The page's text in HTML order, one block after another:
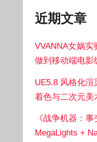
近期文章
VVANNA女娲
做到移动端电影
UE5.8 风格化渲
着色与二次元
《战争机器：
MegaLights +